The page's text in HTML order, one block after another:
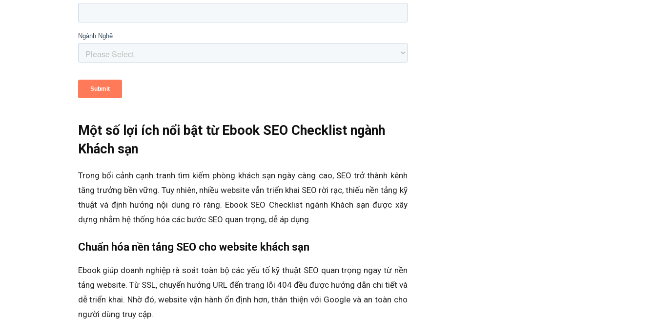
Một số lợi ích nổi bật từ Ebook SEO Checklist ngành
Khách sạn
Trong bối cảnh cạnh tranh tìm kiếm phòng khách sạn ngày càng cao, SEO trở thành kênh
tăng trưởng bền vững. Tuy nhiên, nhiều website vẫn triển khai SEO rời rạc, thiếu nền tảng kỹ
thuật và định hướng nội dung rõ ràng. Ebook SEO Checklist ngành Khách sạn được xây
dựng nhằm hệ thống hóa các bước SEO quan trọng, dễ áp dụng.
Chuẩn hóa nền tảng SEO cho website khách sạn
Ebook giúp doanh nghiệp rà soát toàn bộ các yếu tố kỹ thuật SEO quan trọng ngay từ nền
tảng website. Từ SSL, chuyển hướng URL đến trang lỗi 404 đều được hướng dẫn chi tiết và
dễ triển khai. Nhờ đó, website vận hành ổn định hơn, thân thiện với Google và an toàn cho
người dùng truy cập.